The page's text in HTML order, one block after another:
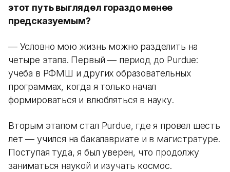
этот путь выглядел гораздо менее
предсказуемым?
— Условно мою жизнь можно разделить на
четыре этапа. Первый — период до Purdue:
учеба в РФМШ и других образовательных
программах, когда я только начал
формироваться и влюбляться в науку.
Вторым этапом стал Purdue, где я провел шесть
лет — учился на бакалавриате и в магистратуре.
Поступая туда, я был уверен, что продолжу
заниматься наукой и изучать космос.